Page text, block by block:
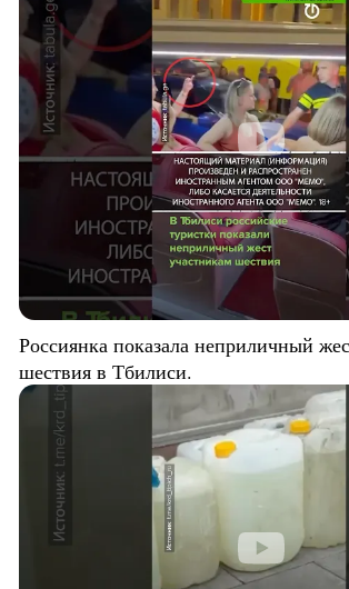
Россиянка показала неприличный
шествия в Тбилиси.